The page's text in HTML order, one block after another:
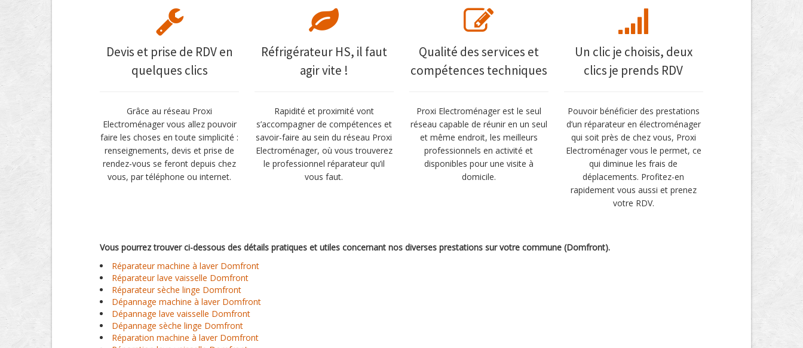
Devis et prise de RDV en
quelques clics
Grâce au réseau Proxi
Electroménager vous allez pouvoir
faire les choses en toute simplicité :
renseignements, devis et prise de
rendez-vous se feront depuis chez
vous, par téléphone ou internet.
Réfrigérateur HS, il faut
agir vite !
Rapidité et proximité vont
s’accompagner de compétences et
savoir-faire au sein du réseau Proxi
Electroménager, où vous trouverez
le professionnel réparateur qu’il
vous faut.
Qualité des services et
compétences techniques
Proxi Electroménager est le seul
réseau capable de réunir en un seul
et même endroit, les meilleurs
professionnels en activité et
disponibles pour une visite à
domicile.
Un clic je choisis, deux
clics je prends RDV
Pouvoir bénéficier des prestations
d’un réparateur en électroménager
qui soit près de chez vous, Proxi
Electroménager vous le permet, ce
qui diminue les frais de
déplacements. Profitez-en
rapidement vous aussi et prenez
votre RDV.
Vous pourrez trouver ci-dessous des détails pratiques et utiles concernant nos diverses prestations sur votre commune (Domfront).
Réparateur machine à laver Domfront
Réparateur lave vaisselle Domfront
Réparateur sèche linge Domfront
Dépannage machine à laver Domfront
Dépannage lave vaisselle Domfront
Dépannage sèche linge Domfront
Réparation machine à laver Domfront